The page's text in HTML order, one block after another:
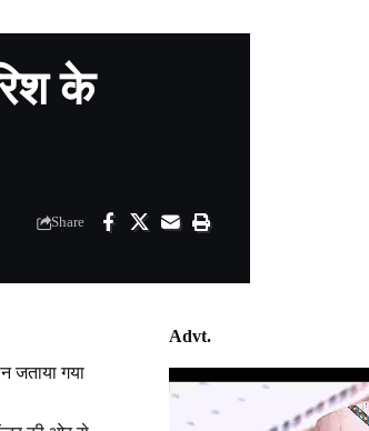
के
Share
जताया गया
Advt.
Video